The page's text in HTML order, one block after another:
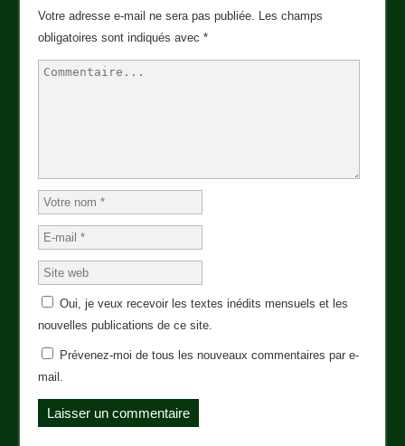
Votre adresse e-mail ne sera pas publiée. Les champs
obligatoires sont indiqués avec*
Oui, je veux recevoir les textes inédits mensuels et les
nouvelles publications de ce site.
Prévenez-moi de tous les nouveaux commentaires par e-
mail.